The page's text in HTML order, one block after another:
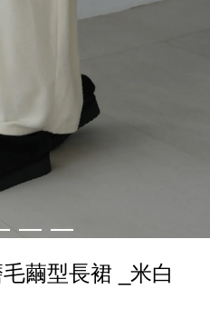
繭型長裙 _米白